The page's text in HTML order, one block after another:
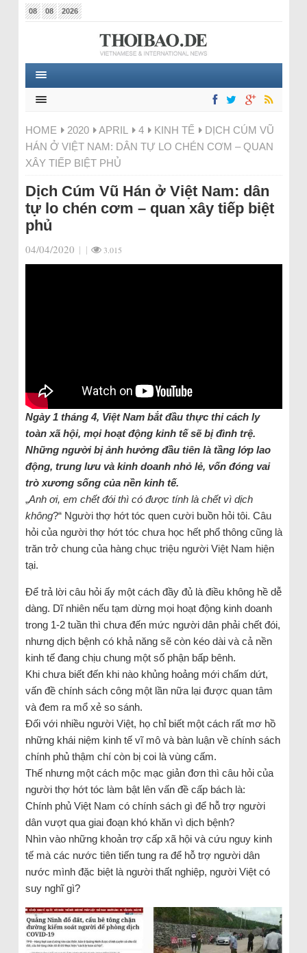
08 08 2026
HOME 2020 APRIL 4 KINH TẾ
DỊCH CÚM VŨ
HÁN Ở VIỆT NAM: DÂN TỰ LO CHÉN CƠM – QUAN
XÂY TIẾP BIỆT PHỦ
Dịch Cúm Vũ Hán ở Việt Nam: dân
tự lo chén cơm – quan xây tiếp biệt
phủ
04/04/2020 | | 3.015
Ngày 1 tháng 4, Việt Nam bắt đầu thực thi cách ly
toàn xã hội, mọi hoạt động kinh tế sẽ bị đình trệ.
Những người bị ảnh hưởng đầu tiên là tầng lớp lao
động, trung lưu và kinh doanh nhỏ lẻ, vốn đóng vai
trò xương sống của nền kinh tế.
„Anh ơi, em chết đói thì có được tính là chết vì dịch
không?“ Người thợ hớt tóc quen cười buồn hỏi tôi. Câu
hỏi của người thợ hớt tóc chưa học hết phổ thông cũng là
trăn trở chung của hàng chục triệu người Việt Nam hiện
tại.
Để trả lời câu hỏi ấy một cách đầy đủ là điều không hề dễ
dàng. Dĩ nhiên nếu tạm dừng mọi hoạt động kinh doanh
trong 1-2 tuần thì chưa đến mức người dân phải chết đói,
nhưng dịch bệnh có khả năng sẽ còn kéo dài và cả nền
kinh tế đang chịu chung một số phận bấp bênh.
Khi chưa biết đến khi nào khủng hoảng mới chấm dứt,
vấn đề chính sách công một lần nữa lại được quan tâm
và đem ra mổ xẻ so sánh.
Đối với nhiều người Việt, họ chỉ biết một cách rất mơ hồ
những khái niệm kinh tế vĩ mô và bàn luận về chính sách
chính phủ thậm chí còn bị coi là vùng cấm.
Thế nhưng một cách mộc mạc giản đơn thì câu hỏi của
người thợ hớt tóc làm bật lên vấn đề cấp bách là:
Chính phủ Việt Nam có chính sách gì để hỗ trợ người
dân vượt qua giai đoạn khó khăn vì dịch bệnh?
Nhìn vào những khoản trợ cấp xã hội và cứu nguy kinh
tế mà các nước tiên tiến tung ra để hỗ trợ người dân
nước mình đặc biệt là người thất nghiệp, người Việt có
suy nghĩ gì?